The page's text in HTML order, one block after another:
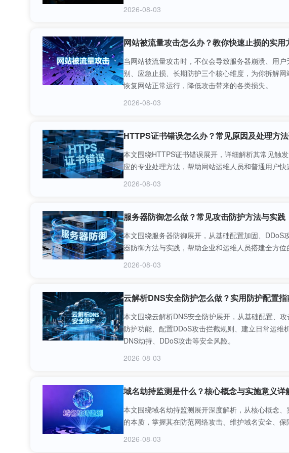
2026-08-03
网站被流量攻击怎么办？教你快速止损的实用
当网站被流量攻击时，不仅会导致服务器崩溃、用
别、应急止损、长期防护三个核心维度，为你拆解
恢复网站正常运行，降低攻击带来的各类损失。
2026-08-03
HTTPS证书错误怎么办？常见原因及处理方
本文围绕HTTPS证书错误展开，详细解析其常见触
应的专业处理方法，帮助网站运维人员和普通用户
2026-08-03
服务器防御怎么做？常见攻击防护方法与实践
本文围绕服务器防御展开，从基础配置加固、
器防御方法与实践，帮助企业和运维人员搭建全方
2026-08-03
云解析DNS安全防护怎么做？实用防护配置
本文围绕云解析DNS安全防护展开，从基础配置、
防护功能、配置DDoS攻击拦截规则、建立日常运
DNS劫持、DDoS攻击等安全风险。
2026-08-03
域名劫持监测是什么？核心概念与实施意义详
本文围绕域名劫持监测展开深度解析，从核心概念
的本质，掌握其在防范网络攻击、维护域名安全、
2026-08-03